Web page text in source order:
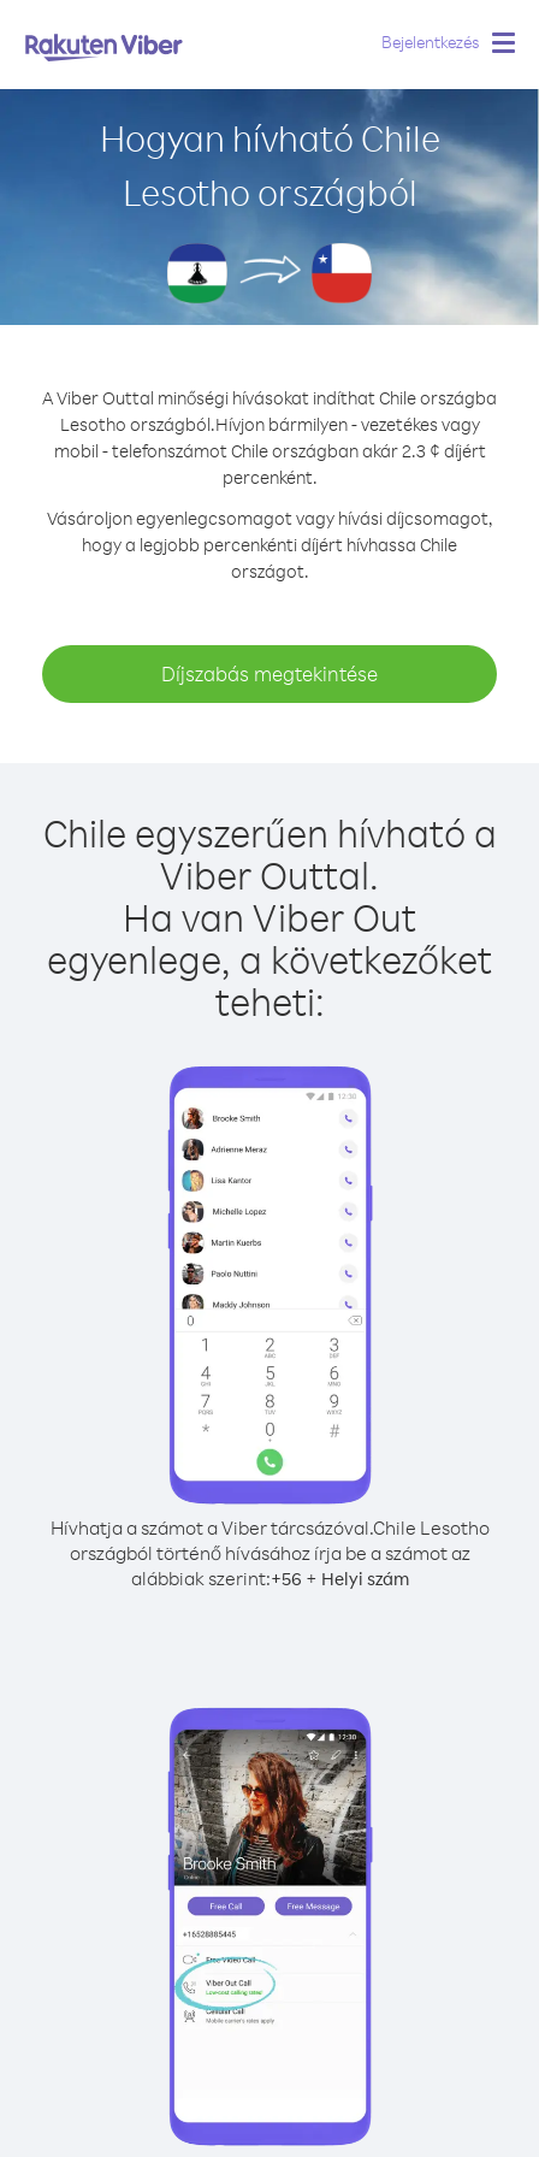
Bejelentkezés
Hogyan hívható Chile
Lesotho országból
A Viber Outtal minőségi hívásokat indíthat Chile országba
Lesotho országból.Hívjon bármilyen - vezetékes vagy
mobil - telefonszámot Chile országban akár 2.3 ¢ díjért
percenként.
Vásároljon egyenlegcsomagot vagy hívási díjcsomagot,
hogy a legjobb percenkénti díjért hívhassa Chile
országot.
Díjszabás megtekintése
Chile egyszerűen hívható a
Viber Outtal.
Ha van Viber Out
egyenlege, a következőket
teheti:
Hívhatja a számot a Viber tárcsázóval.Chile Lesotho
országból történő hívásához írja be a számot az
alábbiak szerint:+56 + Helyi szám